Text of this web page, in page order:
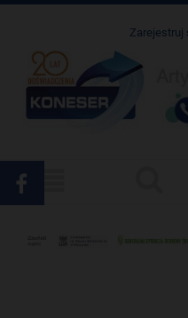
Zarejestruj